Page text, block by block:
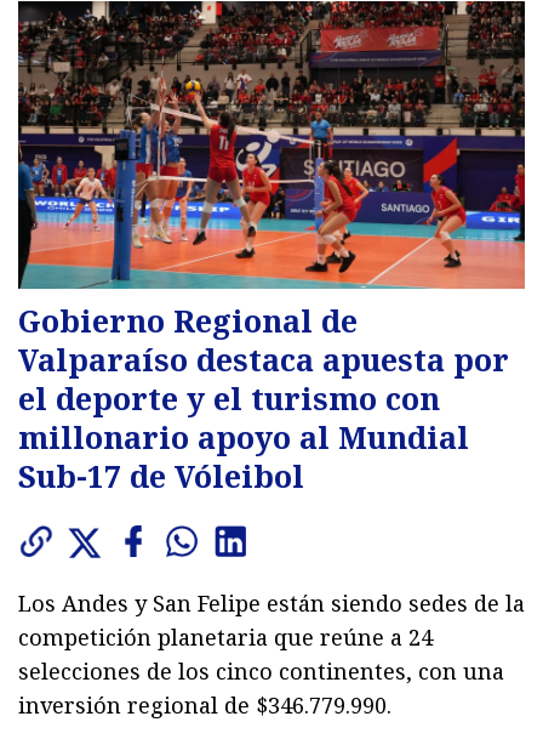
Gobierno Regional de
Valparaíso destaca apuesta por
el deporte y el turismo con
millonario apoyo al Mundial
Sub-17 de Vóleibol
Los Andes y San Felipe están siendo sedes de la
competición planetaria que reúne a 24
selecciones de los cinco continentes, con una
inversión regional de $346.779.990.